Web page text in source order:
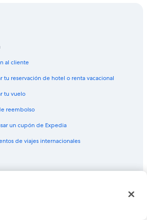
al cliente
tu reservación de hotel o renta vacacional
tu vuelo
reembolso
un cupón de Expedia
de viajes internacionales
Inc. CST# 2029030-50.